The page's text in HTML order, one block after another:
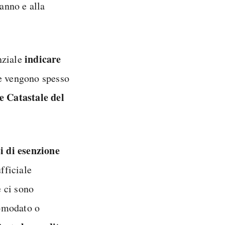
e alla
indicare
spesso
Catastale del
esenzione
ci sono
o